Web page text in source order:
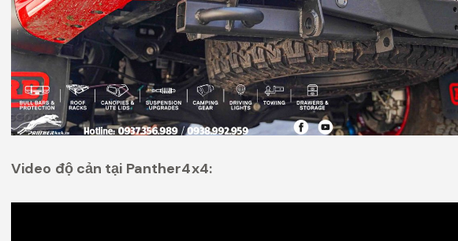
Video độ cản tại Panther4x4: